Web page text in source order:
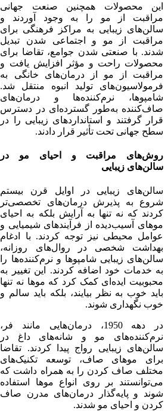
این محصولات همچنین صنعت جهانی
مراقبت از مو را به وجود آوردند و
سالن‌های زیبایی به مراکز فرهنگی برای
مراقبت از مو و اجتماعی شدن تبدیل
شدند. با صنعتی شدن جوامع، تقاضا برای
محصولات راحت و مؤثر افزایش یافت و
مراقبت از مو از درمان‌های خانگی به
فرمولاسیون‌های تولید انبوه منتقل شد.
شامپوها، نرم‌کننده‌ها و درمان‌های
صاف‌کننده به‌طور گسترده‌ای در دسترس
قرار گرفتند و استانداردهای زیبایی را در
سطح جهانی تحت تأثیر قرار دادند.
روش‌های مراقبت و احیای مو در
سالن‌های زیبایی
سالن‌های زیبایی در اوایل قرن بیستم
شروع به پذیرش درمان‌های تخصصی‌تر
کردند که نه تنها به آرایش بلکه به احیای
موهای آسیب‌دیده از فرآیندهای شیمیایی و
عوامل محیطی نیز توجه کردند. با ادغام
بهداشت شخصی در روال‌های روزانه،
سالن‌های زیبایی شامپوها و نرم‌کننده‌ها را
به خدمات خود اضافه کردند. این تغییر به
محبوبیت ایده‌ای کمک کرد که موها نه تنها
باید خوب به نظر بیایند، بلکه باید سالم و
خوب نگهداری شوند.
در دهه 1950، درمان‌هایی مانند فر،
نرم‌کننده‌های مو و شانه‌های داغ در
سالن‌های زیبایی رواج پیدا کردند. تقاضا
برای موهای صاف، توسعه تکنیک‌های
مختلف صاف کردن را به همراه داشت که
می‌توانستند بر روی انواع موها استفاده
شوند و پایه‌گذار درمان‌های مدرن صاف
کردن و احیای مو شدند.